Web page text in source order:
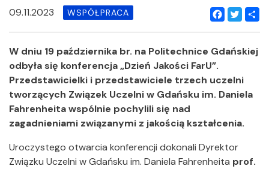
Facebook
Twitter
09.11.2023 WSPÓŁPRACA
W dniu 19 października br. na Politechnice Gdańskiej
odbyła się konferencja „Dzień Jakości FarU”.
Przedstawicielki i przedstawiciele trzech uczelni
tworzących Związek Uczelni w Gdańsku im. Daniela
Fahrenheita wspólnie pochylili się nad
zagadnieniami związanymi z jakością kształcenia.
Uroczystego otwarcia konferencji dokonali Dyrektor
Związku Uczelni w Gdańsku im. Daniela Fahrenheita prof.